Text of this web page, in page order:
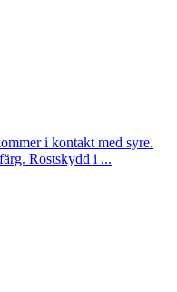
i kontakt med syre.
Rostskydd i ...